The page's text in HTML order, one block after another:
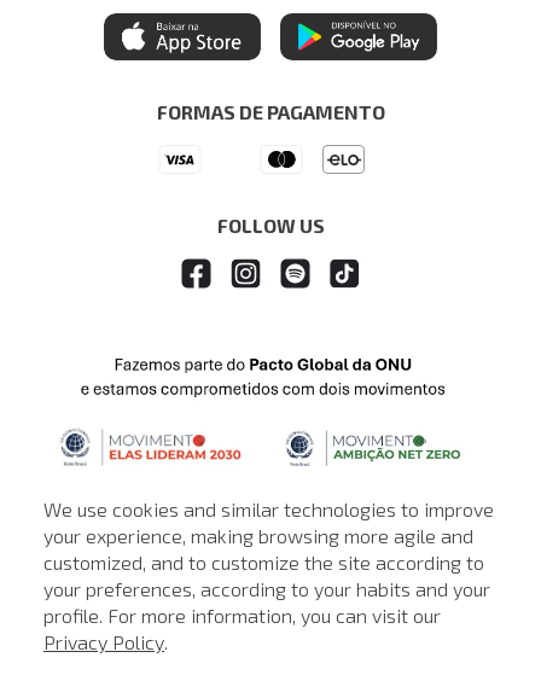
We use cookies and similar technologies to improve
your experience, making browsing more agile and
customized, and to customize the site according to
your preferences, according to your habits and your
profile. For more information, you can visit our
Privacy Policy.
Central de Preferências
Ética e Sustentabilidade
Regulamentos
Seja um Revendedor
Mastercard
Itau Personnalite
FORMAS DE PAGAMENTO
FOLLOW US
© © Copyright 2000-2026 - Todos os direitos reservados. A Loja de
John John reserva-se no direito de corrigir ou alterar informações